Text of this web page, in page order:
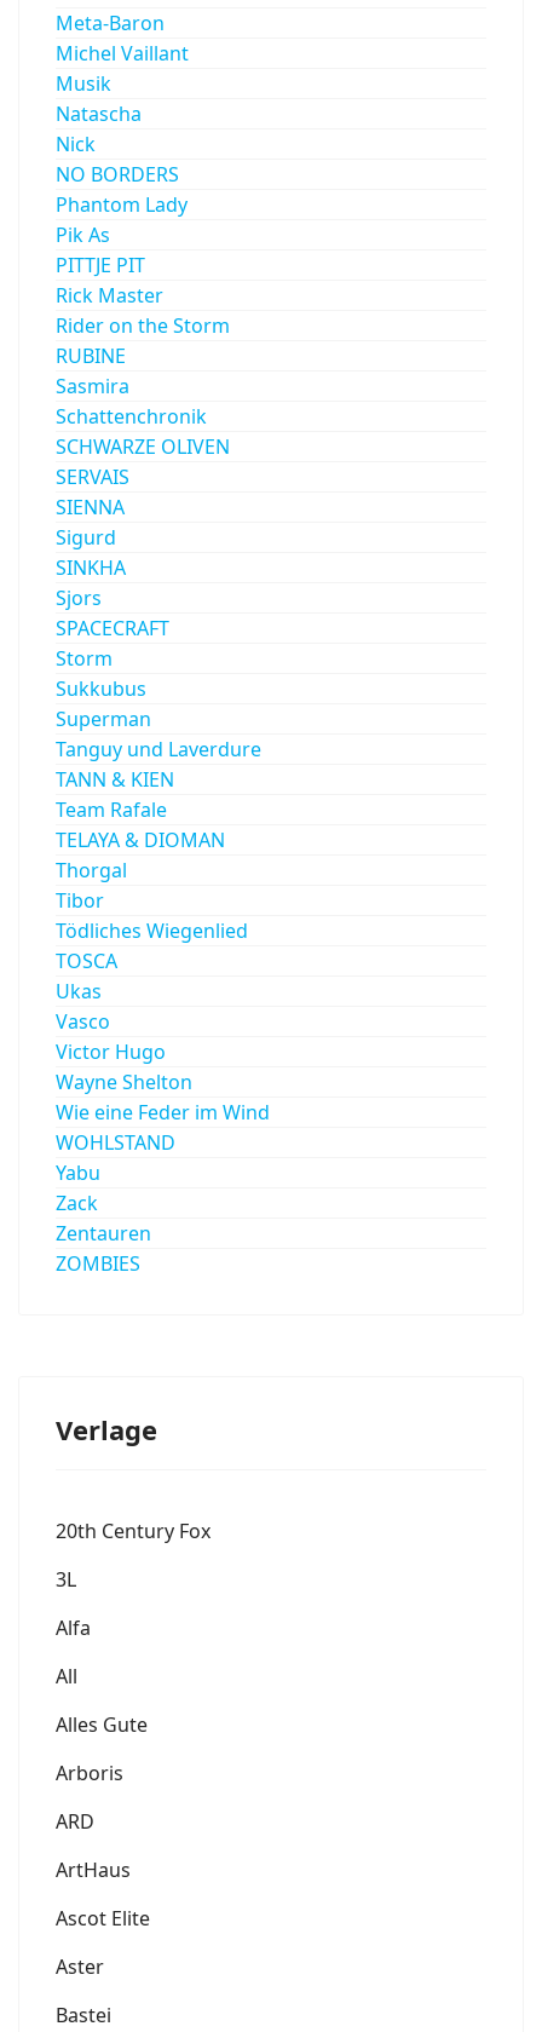
Meta-Baron
Michel Vaillant
Musik
Natascha
Nick
NO BORDERS
Phantom Lady
Pik As
PITTJE PIT
Rick Master
Rider on the Storm
RUBINE
Sasmira
Schattenchronik
SCHWARZE OLIVEN
SERVAIS
SIENNA
Sigurd
SINKHA
Sjors
SPACECRAFT
Storm
Sukkubus
Superman
Tanguy und Laverdure
TANN & KIEN
Team Rafale
TELAYA & DIOMAN
Thorgal
Tibor
Tödliches Wiegenlied
TOSCA
Ukas
Vasco
Victor Hugo
Wayne Shelton
Wie eine Feder im Wind
WOHLSTAND
Yabu
Zack
Zentauren
ZOMBIES
Verlage
20th Century Fox
3L
Alfa
All
Alles Gute
Arboris
ARD
ArtHaus
Ascot Elite
Aster
Bastei